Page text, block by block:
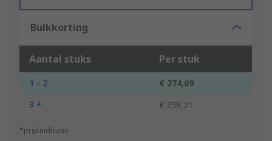
Bulkkorting
Aantal stuks Per stuk
1 - 2
€ 274,69
3 +
€ 258,21
*prijsindicatie